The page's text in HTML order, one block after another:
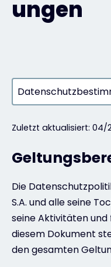
Unternehmen
ungen
Zuletzt aktualisiert: 04/
Die
S.A. und alle seine
seine Aktivitäten
diesem Dokument
den gesamten